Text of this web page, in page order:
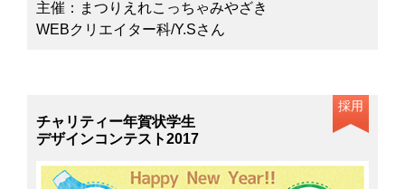
主催：まつりえれこっちゃみやざき
WEBクリエイター科/Y.Sさん
採用
チャリティー年賀状学生
デザインコンテスト2017